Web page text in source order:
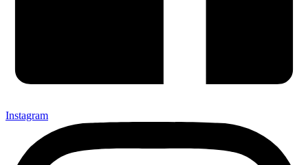
Instagram